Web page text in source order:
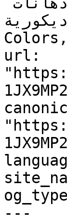
ديكورية,timepaints,time,paints,Paints, Color,
url:
---